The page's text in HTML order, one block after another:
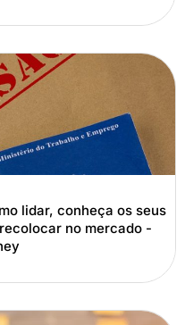
lidar, conheça os seus
no mercado -